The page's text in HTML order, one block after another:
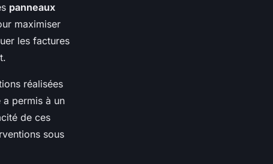
panneaux
maximiser
les factures
réalisées
a permis à un
de ces
sous